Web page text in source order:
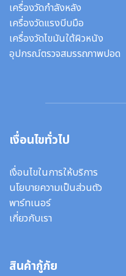
เครื่องวัดกำลังหลัง
เครื่องวัดแรงบีบมือ
เครื่องวัดไขมันใต้ผิวหนัง
อุปกรณ์ตรวจสมรรถภาพปอด
เงื่อนไขทั่วไป
เงื่อนไขในการให้บริการ
นโยบายความเป็นส่วนตัว
พาร์ทเนอร์
เกี่ยวกับเรา
สินค้ากู้ภัย